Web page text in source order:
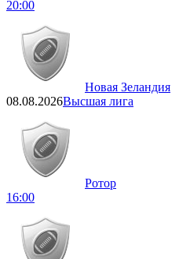
20:00
Новая Зеландия
08.08.2026Высшая лига
Ротор
16:00